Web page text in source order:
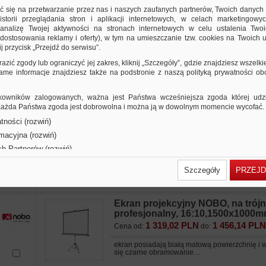
doskonała biała matowa powierzchnia
wyraźny i szczegółowy obraz…
4:3,2000x1513mm, biały
Cena od: 1 952,10 PLN do: 2 155,02 PLN
doskonała biała matowa powierzchnia
wyraźny i szczegółowy obraz…
doskonała biała matowa powierzchnia
wyraźny i szczegółowy obraz…
Ekran projekcyjny NOBO, na
profesjonalny,
Cena od: 1 319,02 PLN do: 1 456,14 PLN
ekran posiadają białą matową powierzchnię i
się czarne obramowanie…
się na przetwarzanie przez nas i naszych zaufanych partnerów, Twoich danych
przeglądania stron i aplikacji internetowych, w celach
Twojej aktywności na stronach internetowych w celu ustalenia
reklamy i oferty), w tym na umieszczanie tzw. cookies na Twoich
przycisk „Przejdź do serwisu”.
zgody lub ograniczyć jej zakres, kliknij „Szczegóły”, gdzie znajdziesz
informacje znajdziesz także na podstronie z naszą polityką prywatności
zalogowanych, ważna jest Państwa wcześniejsza zgoda której
Państwa zgoda jest dobrowolna i można ją w dowolnym momencie wycofać.
(rozwiń)
(rozwiń)
Partnerów (rozwiń)
Szczegóły